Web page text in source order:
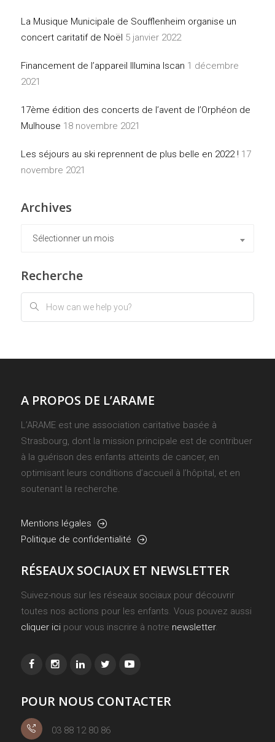
La Musique Municipale de Soufflenheim organise un
concert caritatif de Noël 5 janvier 2022
Financement de l’appareil Illumina Iscan 1 décembre
2021
17ème édition des concerts de l’avent de l’Orphéon de
Mulhouse 18 novembre 2021
Les séjours au ski reprennent de plus belle en 2022 ! 17
novembre 2021
Archives
Sélectionner un mois
Recherche
A PROPOS DE L’ARAME
L’ARAME est une association caritative basée à
Strasbourg, dont la mission principale est de contribuer
à la guérison des enfants atteints de cancer, en
optimisant leurs conditions d’accueil à l’hôpital, et en
soutenant la recherche.
Mentions légales
Politique de confidentialité
RÉSEAUX SOCIAUX ET NEWSLETTER
Suivez-nous sur les réseaux sociaux pour découvrir
toutes nos actions pour les enfants. Vous pouvez aussi
cliquer icipour vous inscrire à notre newsletter.
POUR NOUS CONTACTER
03 88 12 80 86